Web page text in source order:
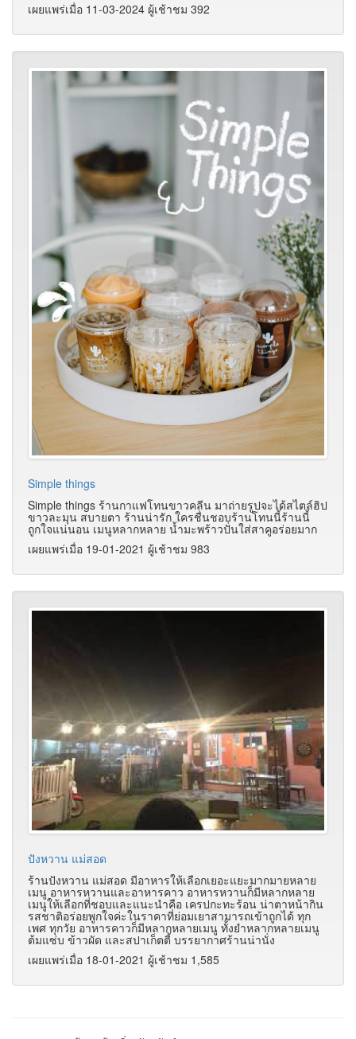
เผยแพร่เมื่อ 11-03-2024 ผู้เช้าชม 392
Simple things
Simple things ร้านกาแฟโทนขาวคลีน มาถ่ายรูปจะได้สไตล์ฮิป
ขาวละมุน สบายตา ร้านน่ารัก ใครชื่นชอบร้านโทนนี้ร้านนี้
ถูกใจแน่นอน เมนูหลากหลาย น้ำมะพร้าวปั่นใส่สาคูอร่อยมาก
เผยแพร่เมื่อ 19-01-2021 ผู้เช้าชม 983
ปังหวาน แม่สอด
ร้านปังหวาน แม่สอด มีอาหารให้เลือกเยอะแยะมากมายหลาย
เมนู อาหารหวานและอาหารคาว อาหารหวานก็มีหลากหลาย
เมนูให้เลือกที่ชอบและแนะนำคือ เครปกะทะร้อน น่าตาหน้ากิน
รสชาติอร่อยพูกใจค่ะในราคาที่ย่อมเยาสามารถเข้าถูกได้ ทุก
เพศ ทุกวัย อาหารคาวก็มีหลากหลายเมนู ทั้งยำหลากหลายเมนู
ต้มแซ่บ ข้าวผัด และสปาเก็ตตี้ บรรยากาศร้านน่านั่ง
เผยแพร่เมื่อ 18-01-2021 ผู้เช้าชม 1,585